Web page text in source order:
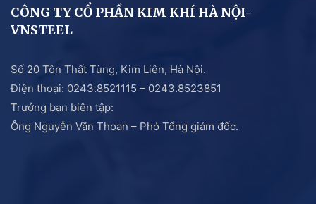
CÔNG TY CỔ PHẦN KIM KHÍ HÀ NỘI-
VNSTEEL
Số 20 Tôn Thất Tùng, Kim Liên, Hà Nội.
Điện thoại: 0243.8521115 – 0243.8523851
Trưởng ban biên tập:
Ông Nguyễn Văn Thoan – Phó Tổng giám đốc.